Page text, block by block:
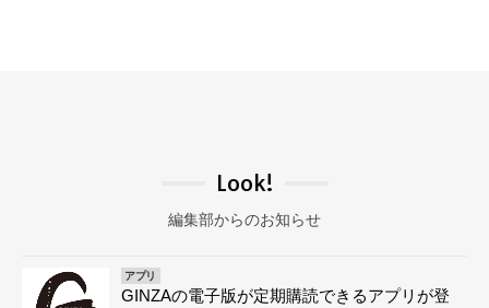
Look!
編集部からのお知らせ
アプリ
GINZAの電子版が定期購読できるアプリが登